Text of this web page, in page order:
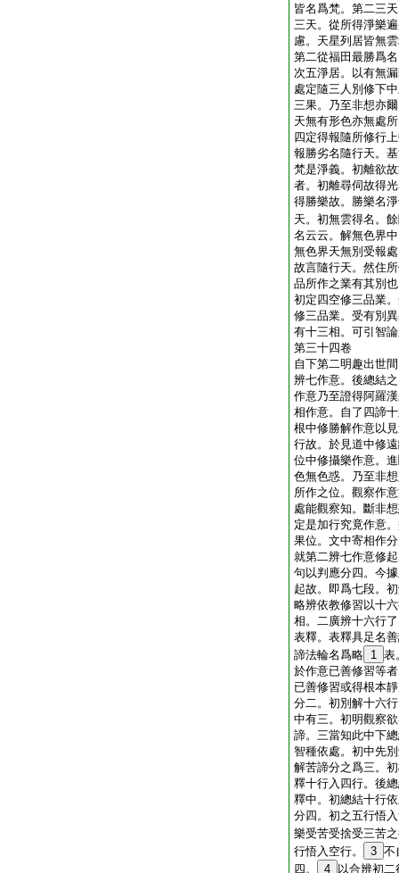
皆名爲梵。第二三
三天。從所得淨樂
慮。天星列居皆無
第二從福田最勝爲
次五淨居。以有無
處定隨三人別修下
三果。乃至非想亦
天無有形色亦無處
四定得報隨所修行
報勝劣名隨行天。
梵是淨義。初離欲
者。初離尋伺故得
得勝樂故。勝樂名
天。初無雲得名。
名云云。解無色界
無色界天無別受報
故言隨行天。然住
品所作之業有其別
初定四空修三品業
修三品業。受有別
有十三相。可引智
第三十四卷
自下第二明趣出世
辨七作意。後總結
作意乃至證得阿羅
相作意。自了四諦
根中修勝解作意以
行故。於見道中修
位中修攝樂作意。
色無色惑。乃至非
所作之位。觀察作
處能觀察知。斷非
定是加行究竟作意
果位。文中寄相作
就第二辨七作意修
句以判應分四。今
起故。即爲七段。
略辨依教修習以十
相。二廣辨十六行
表釋。表釋具足名
諦法輪名爲略 1 表
於作意已善修習等
已善修習或得根本
分二。初別解十六
中有三。初明觀察
諦。三當知此中下
智種依處。初中先
解苦諦分之爲三。
釋十行入四行。後
釋中。初總結十行
分四。初之五行悟
樂受苦受捨受三苦
行悟入空行。
3 不
四。
4 以合辨初